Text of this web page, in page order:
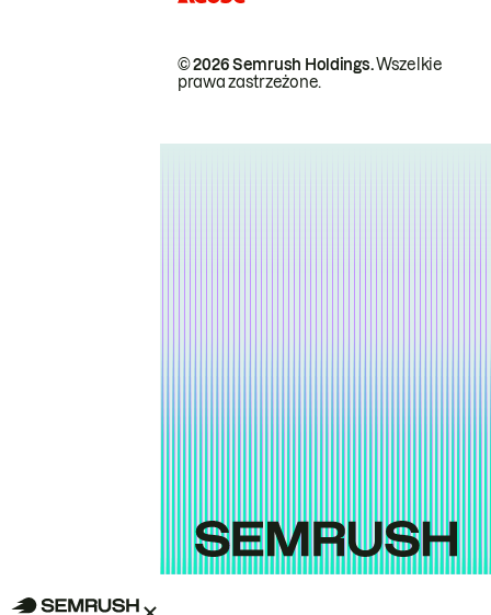
© 2026 Semrush Holdings.Wszelkie
prawa zastrzeżone.